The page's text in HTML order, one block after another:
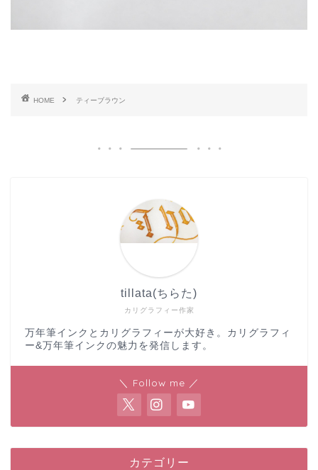
HOME ティーブラウン
カリグラフィー作家
tillata(ちらた)
万年筆インクとカリグラフィーが大好き。カリグラフィ
ー&万年筆インクの魅力を発信します。
＼ Follow me ／
カテゴリー